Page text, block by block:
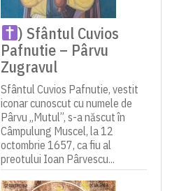
) Sfântul Cuvios
Pafnutie – Pârvu
Zugravul
Sfântul Cuvios Pafnutie, vestit
iconar cunoscut cu numele de
Pârvu „Mutul”, s-a născut în
Câmpulung Muscel, la 12
octombrie 1657, ca fiu al
preotului Ioan Pârvescu...